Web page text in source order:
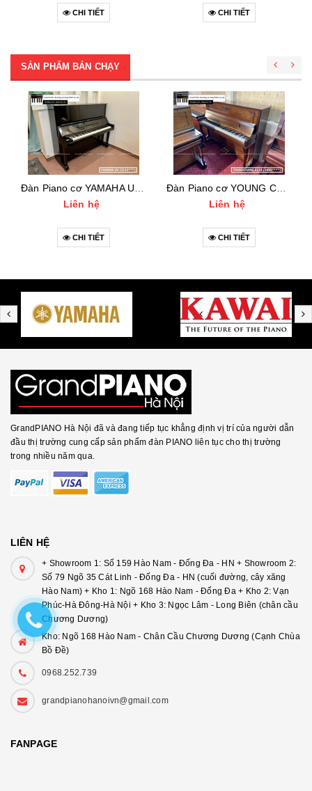
CHI TIẾT CHI TIẾT
SẢN PHẨM BÁN CHẠY
Liên hệ
CHI TIẾT
Đàn Piano cơ YOUNG CHANG E118 (1455***)
Liên hệ
CHI TIẾT
GrandPIANO Hà Nội đã và đang tiếp tục khẳng định vị trí của người dẫn
đầu thị trường cung cấp sản phẩm đàn PIANO liên tục cho thị trường
trong nhiều năm qua.
LIÊN HỆ
+ Showroom 1: Số 159 Hào Nam - Đống Đa - HN + Showroom 2:
Số 79 Ngõ 35 Cát Linh - Đống Đa - HN (cuối đường, cây xăng
Hào Nam) + Kho 1: Ngõ 168 Hào Nam - Đống Đa + Kho 2: Vạn
Phúc-Hà Đông-Hà Nội + Kho 3: Ngọc Lâm - Long Biên (chân cầu
Chương Dương)
Kho: Ngõ 168 Hào Nam - Chân Cầu Chương Dương (Cạnh Chùa
Bồ Đề)
0968.252.739
grandpianohanoivn@gmail.com
FANPAGE